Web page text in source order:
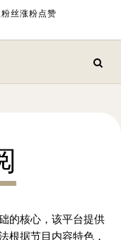
丝涨粉点赞
的核心，该平台提供
根据节目内容特色，